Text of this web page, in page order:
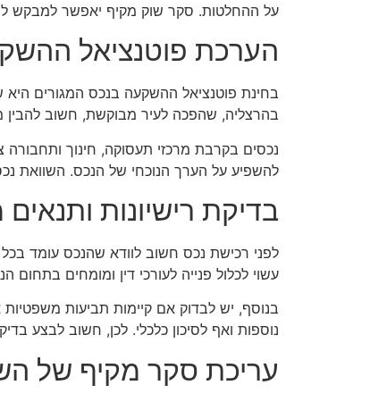
על ההחלטות. סקר שוק מקיף יאפשר למבקש
הערכת פוטנציאל
בחינת פוטנציאל ההשקעה בנכס המגורים היא
בהרצליה, שהפכה לעיר מבוקשת, חשוב להבין
נכסים בקרבת מרכזי תעסוקה, חינוך ותחבורה
להשפיע על הערך הנוכחי של הנכס. השוואת
בדיקת רישיונות
לפני רכישת נכס חשוב לוודא שהנכס עומד
עשוי לכלול פנייה לעורכי דין ומומחים
בנוסף, יש לבדוק אם קיימות תביעות
נוספות ואף לסיכון כלכלי. לכן, חשוב לבצע
עריכת סקר מקיף של